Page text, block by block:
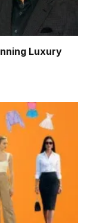
Luxury